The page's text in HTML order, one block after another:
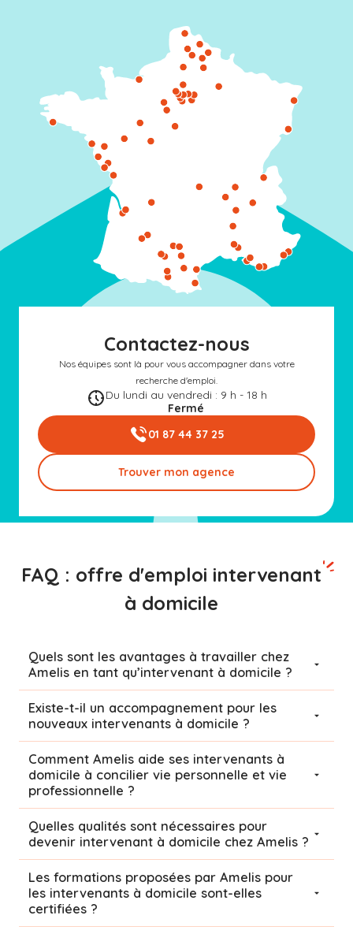
Contactez-nous
Nos équipes sont là pour vous accompagner dans votre
recherche d'emploi.
Du lundi au vendredi : 9 h - 18 h
Fermé
01 87 44 37 25
Trouver mon agence
FAQ : offre d'emploi intervenant
à domicile
Quels sont les avantages à travailler chez
Amelis en tant qu’intervenant à domicile ?
Existe-t-il un accompagnement pour les
nouveaux intervenants à domicile ?
Comment Amelis aide ses intervenants à
domicile à concilier vie personnelle et vie
professionnelle ?
Quelles qualités sont nécessaires pour
devenir intervenant à domicile chez Amelis ?
Les formations proposées par Amelis pour
les intervenants à domicile sont-elles
certifiées ?